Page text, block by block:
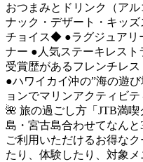
おつまみとドリンク（ア
ナック・デザート・キッ
チョイス◆ ●ラグジュアリ
ナー ●人気ステーキレス
受賞歴があるフレンチレ
●ハワイカイ沖の”海の遊
ョンでマリンアクティビ
🌺 旅の過ごし方「JTB満
島・宮古島合わせてなん
ご利用いただけるお得な
たり、体験したり、対象